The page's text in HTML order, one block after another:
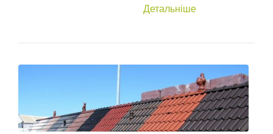
Детальніше